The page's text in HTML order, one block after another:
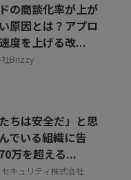
の商談化率が上が
原因とは？アプロ
度を上げる改...
Brizzy
たちは安全だ」と思
でいる組織に告
万を超える...
キュリティ株式会社